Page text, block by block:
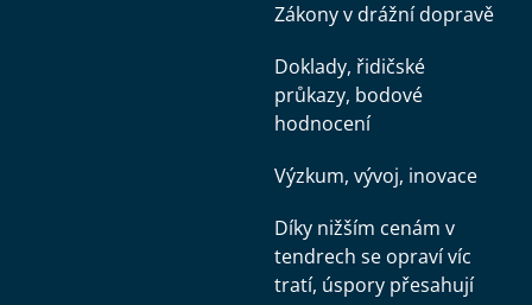
Zákony v drážní dopravě
Doklady, řidičské
průkazy, bodové
hodnocení
Výzkum, vývoj, inovace
Díky nižším cenám v
tendrech se opraví víc
tratí, úspory přesahují